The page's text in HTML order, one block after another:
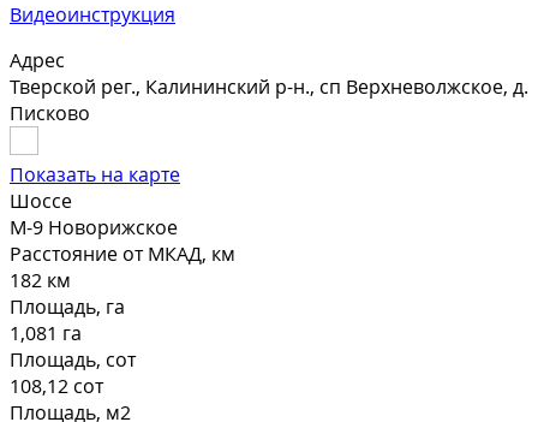
Видеоинструкция
Адрес
Тверской рег., Калининский р-н., сп Верхневолжское, д.
Писково
Показать на карте
Шоссе
М-9 Новорижское
Расстояние от МКАД, км
182 км
Площадь, га
1,081 га
Площадь, сот
108,12 сот
Площадь, м2